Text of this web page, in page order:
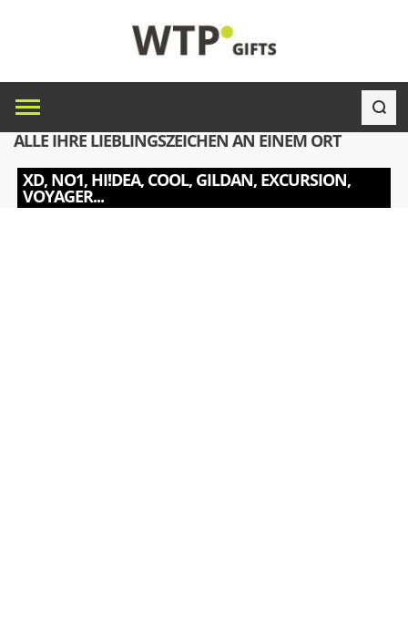
ALLE IHRE LIEBLINGSZEICHEN AN EINEM ORT
XD, NO1, HI!DEA, COOL, GILDAN, EXCURSION,
VOYAGER...